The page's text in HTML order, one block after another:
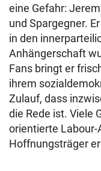
eine Gefahr:
und Spargegner.
in den
Anhängerschaft
Fans bringt er
ihrem
Zulauf, dass
die Rede ist. Viele
orientierte Labour-
Hoffnungsträger